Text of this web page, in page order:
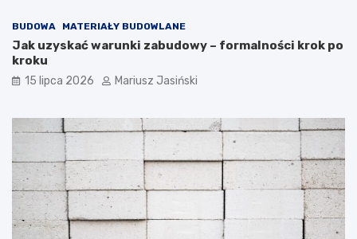
BUDOWA MATERIAŁY BUDOWLANE
Jak uzyskać warunki zabudowy – formalności krok po
kroku
15 lipca 2026 Mariusz Jasiński